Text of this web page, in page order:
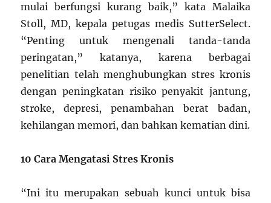
mulai berfungsi kurang baik,” kata Malaika
Stoll, MD, kepala petugas medis SutterSelect.
“Penting untuk mengenali tanda-tanda
peringatan,” katanya, karena berbagai
penelitian telah menghubungkan stres kronis
dengan peningkatan risiko penyakit jantung,
stroke, depresi, penambahan berat badan,
kehilangan memori, dan bahkan kematian dini.
10 Cara Mengatasi Stres Kronis
“Ini itu merupakan sebuah kunci untuk bisa